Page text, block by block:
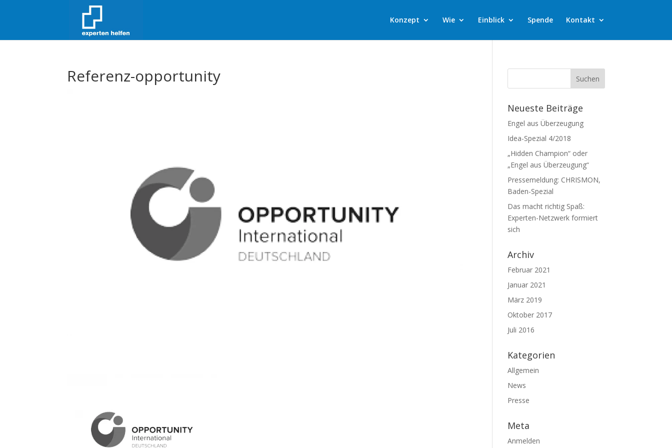
Konzept Wie Einblick Spende Kontakt
Referenz-opportunity
Neueste Beiträge
Engel aus Überzeugung
Idea-Spezial 4/2018
„Hidden Champion“ oder
„Engel aus Überzeugung“
Pressemeldung: CHRISMON,
Baden-Spezial
Das macht richtig Spaß:
Experten-Netzwerk formiert
sich
Archiv
Februar 2021
Januar 2021
März 2019
Oktober 2017
Juli 2016
Kategorien
Allgemein
News
Presse
Meta
Anmelden